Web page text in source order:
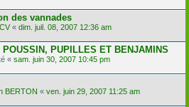
des vannades
« dim. juil. 08, 2007 12:36 am
POUSSIN, PUPILLES ET BENJAMINS
« sam. juin 30, 2007 10:45 pm
BERTON « ven. juin 29, 2007 11:25 am